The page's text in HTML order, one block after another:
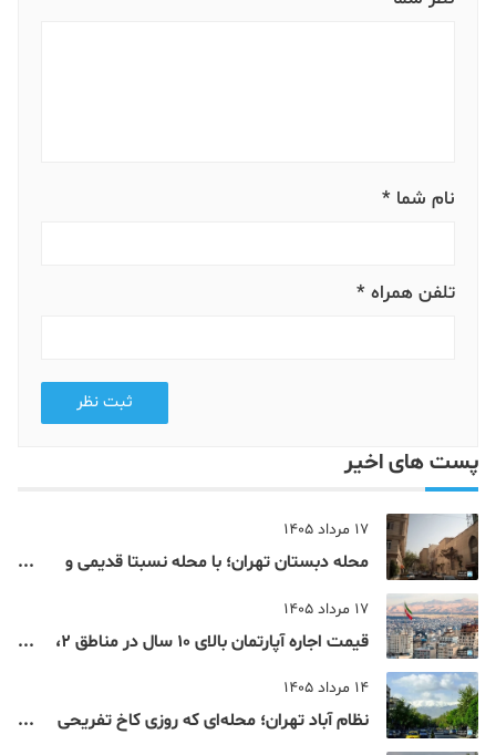
نام شما *
تلفن همراه *
ثبت نظر
پست های اخیر
17 مرداد 1405
محله دبستان تهران؛ با محله نسبتا قدیمی و
17 مرداد 1405
قیمت اجاره آپارتمان بالای 10 سال در مناطق 2،
14 مرداد 1405
نظام‌ آباد تهران؛ محله‌ای که روزی کاخ تفریحی